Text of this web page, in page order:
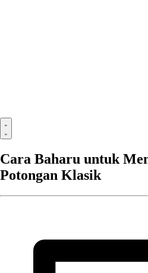
Cara Baharu untuk
Potongan Klasik